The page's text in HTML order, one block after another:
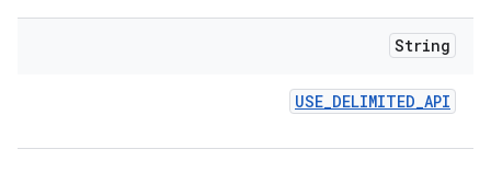
String
USE_DELIMITED_API